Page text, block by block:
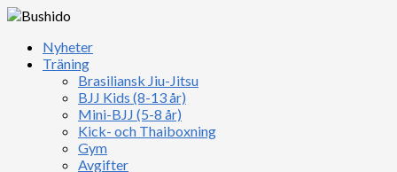
Nyheter
Träning
Brasiliansk Jiu-Jitsu
BJJ Kids (8-13 år)
Mini-BJJ (5-8 år)
Kick- och Thaiboxning
Gym
Avgifter